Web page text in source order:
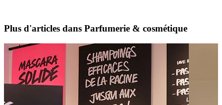
Plus d'articles dans Parfumerie & cosmétique